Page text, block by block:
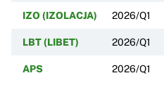
IZO (IZOLACJA) 2026/Q1
LBT (LIBET) 2026/Q1
APS 2026/Q1